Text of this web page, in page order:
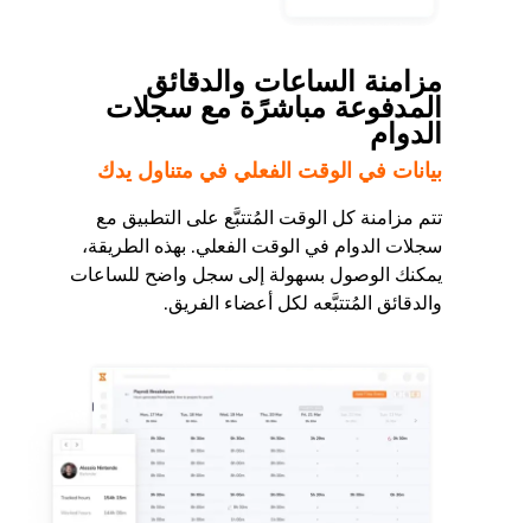
مزامنة الساعات والدقائق
المدفوعة مباشرًة مع سجلات
الدوام
بيانات في الوقت الفعلي في متناول يدك
تتم مزامنة كل الوقت المُتتبَّع على التطبيق مع
سجلات الدوام في الوقت الفعلي. بهذه الطريقة،
يمكنك الوصول بسهولة إلى سجل واضح للساعات
والدقائق المُتتبَّعه لكل أعضاء الفريق.